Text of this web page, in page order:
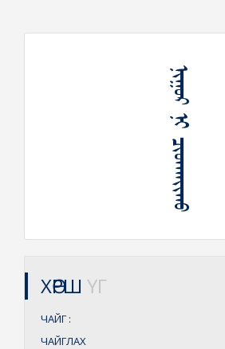
ᠨᠢᠭᠤᠷ ᠨᠢ ᠴᠢᠳᠬᠠᠶᠢᠬᠤ
ХӨРШ ҮГ
ЧАЙГ :
ЧАЙГЛАХ